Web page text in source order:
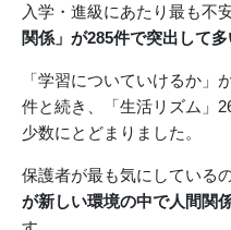
入学・進級にあたり最も不
関係」が285件で突出して多
「学習についていけるか」
件と続き、「生活リズム」
少数にとどまりました。
保護者が最も気にしている
が新しい環境の中で人間関